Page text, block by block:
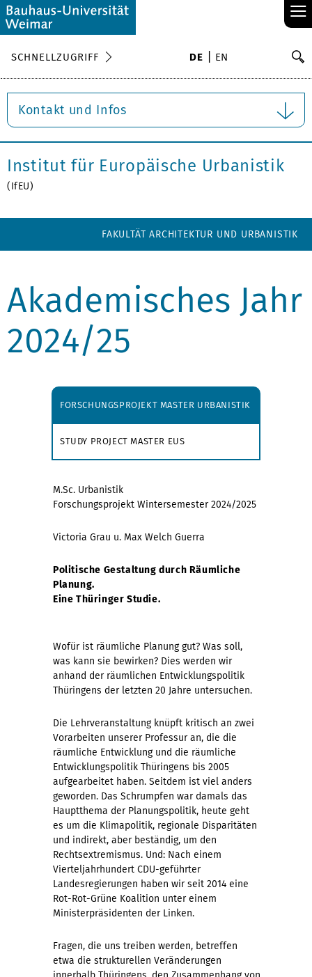
≡
SCHNELLZUGRIFF DE EN
Kontakt und Infos
Institut für Europäische Urbanistik
(IfEU)
FAKULTÄT ARCHITEKTUR UND URBANISTIK
Akademisches Jahr
2024/25
FORSCHUNGSPROJEKT MASTER URBANISTIK
STUDY PROJECT MASTER EUS
M.Sc. Urbanistik
Forschungsprojekt Wintersemester 2024/2025
Victoria Grau u. Max Welch Guerra
Politische Gestaltung durch Räumliche
Planung.
Eine Thüringer Studie.
Wofür ist räumliche Planung gut? Was soll,
was kann sie bewirken? Dies werden wir
anhand der räumlichen Entwicklungspolitik
Thüringens der letzten 20 Jahre untersuchen.
Die Lehrveranstaltung knüpft kritisch an zwei
Vorarbeiten unserer Professur an, die die
räumliche Entwicklung und die räumliche
Entwicklungspolitik Thüringens bis 2005
aufgearbeitet haben. Seitdem ist viel anders
geworden. Das Schrumpfen war damals das
Hauptthema der Planungspolitik, heute geht
es um die Klimapolitik, regionale Disparitäten
und indirekt, aber beständig, um den
Rechtsextremismus. Und: Nach einem
Vierteljahrhundert CDU-geführter
Landesregierungen haben wir seit 2014 eine
Rot-Rot-Grüne Koalition unter einem
Ministerpräsidenten der Linken.
Fragen, die uns treiben werden, betreffen
etwa die strukturellen Veränderungen